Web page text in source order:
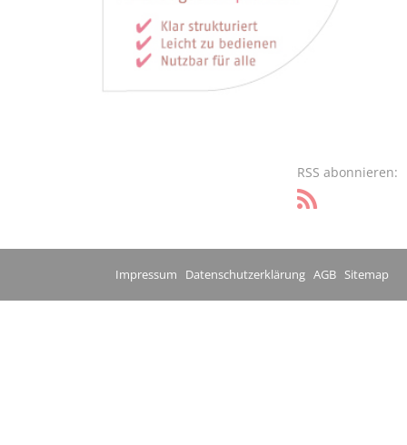
RSS abonnieren:
Impressum Datenschutzerklärung AGB Sitemap